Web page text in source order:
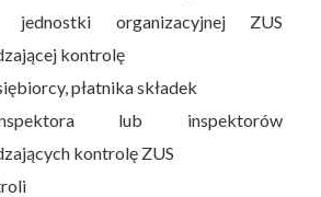
jednostki organizacyjnej ZUS
kontrolę
płatnika składek
lub inspektorów
kontrolę ZUS